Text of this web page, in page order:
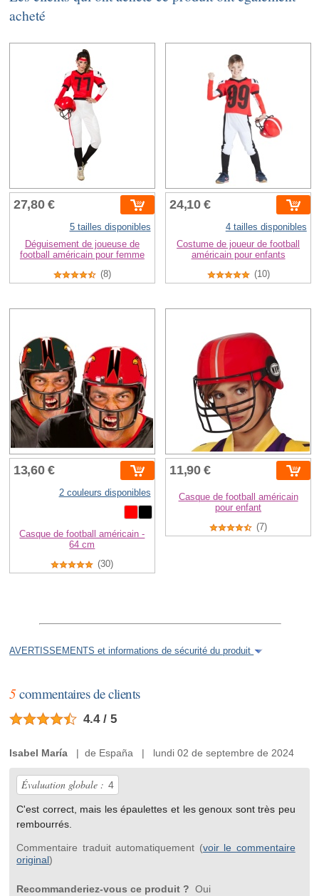
acheté
27,80 €
5 tailles disponibles
Déguisement de joueuse de
football américain pour femme
(8)
24,10 €
4 tailles disponibles
Costume de joueur de football
américain pour enfants
(10)
13,60 €
2 couleurs disponibles
Casque de football américain -
64 cm
(30)
11,90 €
Casque de football américain
pour enfant
(7)
AVERTISSEMENTS et informations de sécurité du produit
5commentaires de clients
4.4 / 5
Isabel María | de España | lundi 02 de septembre de 2024
Évaluation globale : 4
C'est correct, mais les épaulettes et les genoux sont très peu
rembourrés.
Commentaire traduit automatiquement (voir le commentaire
original)
Recommanderiez-vous ce produit ? Oui